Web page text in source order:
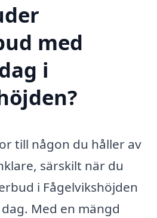
med
i
till någon du håller av
särskilt när du
i Fågelvikshöjden
Med en mängd